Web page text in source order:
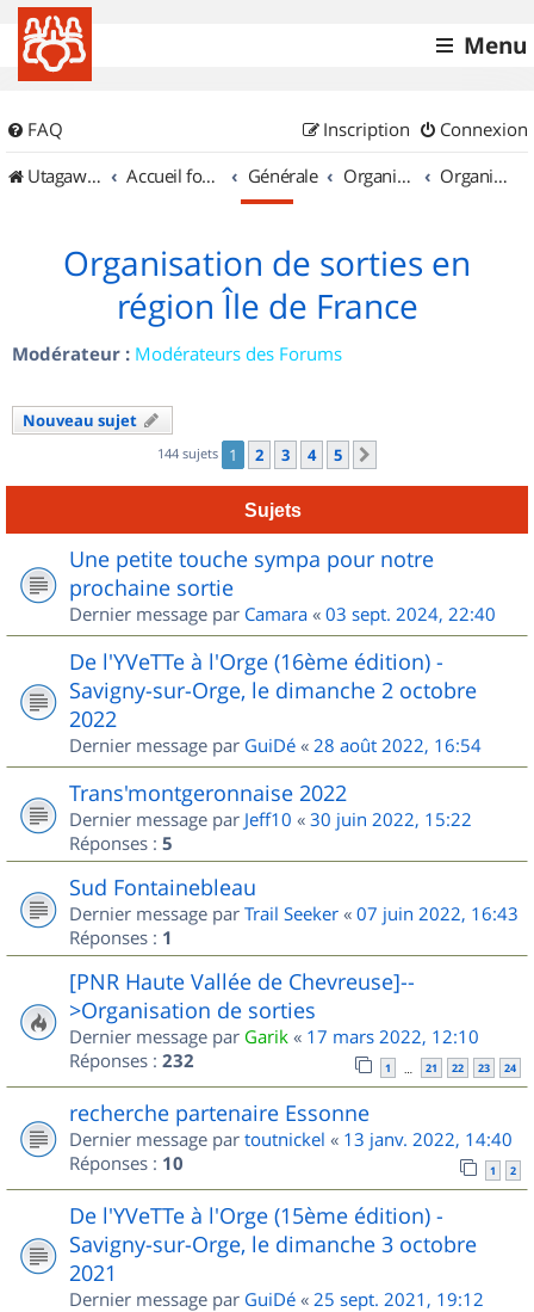
Menu
FAQ Connexion
Inscription
UtagawaVTT (Randos VTT et VTTAE avec traces GPS)
Accueil forum Générale Organisation de sorties & Recherche de partenaires Organisation de sorties en région Île de France
Organisation de sorties en
région Île de France
Modérateur : Modérateurs des Forums
Nouveau sujet
144 sujets 1 2 3 4 5
Sujets
Une petite touche sympa pour notre
prochaine sortie
Dernier message par Camara « 03 sept. 2024, 22:40
De l'YVeTTe à l'Orge (16ème édition) -
Savigny-sur-Orge, le dimanche 2 octobre
2022
Dernier message par GuiDé « 28 août 2022, 16:54
Trans'montgeronnaise 2022
Dernier message par Jeff10 « 30 juin 2022, 15:22
Réponses : 5
Sud Fontainebleau
Dernier message par Trail Seeker « 07 juin 2022, 16:43
Réponses : 1
[PNR Haute Vallée de Chevreuse]--
>Organisation de sorties
Dernier message par Garik « 17 mars 2022, 12:10
Réponses : 232 1 … 21 22 23 24
recherche partenaire Essonne
Dernier message par toutnickel « 13 janv. 2022, 14:40
Réponses : 10 1 2
De l'YVeTTe à l'Orge (15ème édition) -
Savigny-sur-Orge, le dimanche 3 octobre
2021
Dernier message par GuiDé « 25 sept. 2021, 19:12